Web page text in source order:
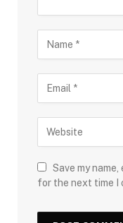
Save my
for the next time I